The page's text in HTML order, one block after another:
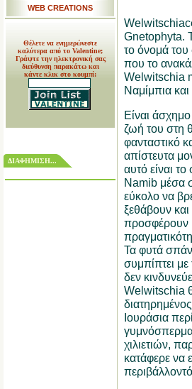
WEB CREATIONS
Θέλετε να ενημερώνεστε
καλύτερα από το Valentine;
Γράψτε την ηλεκτρονική σας
διεύθυνση παρακάτω και
κάντε κλικ στο κουμπί:
ΔΙΑΦΗΜΙΣΗ...
Gnetophyta.
το όνομά
που το
Welwitschia
Ναμίμπια
Είναι
ζωή του στη
φανταστικό
απίστευτα
αυτό είναι
Namib μέσα
εύκολο να
ξεθάβουν
προσφέρουν
Τα φυτά
συμπίπτει
δεν
Welwitschia
Ιουράσια
γυμνόσπερμα
χιλιετιών,
κατάφερε να